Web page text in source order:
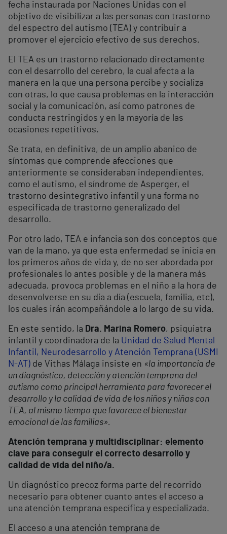
fecha instaurada por Naciones Unidas con el
objetivo de visibilizar a las personas con trastorno
del espectro del autismo (TEA) y contribuir a
promover el ejercicio efectivo de sus derechos.
El TEA es un trastorno relacionado directamente
con el desarrollo del cerebro, la cual afecta a la
manera en la que una persona percibe y socializa
con otras, lo que causa problemas en la interacción
social y la comunicación, así como patrones de
conducta restringidos y en la mayoría de las
ocasiones repetitivos.
Se trata, en definitiva, de un amplio abanico de
síntomas que comprende afecciones que
anteriormente se consideraban independientes,
como el autismo, el síndrome de Asperger, el
trastorno desintegrativo infantil y una forma no
especificada de trastorno generalizado del
desarrollo.
Por otro lado, TEA e infancia son dos conceptos que
van de la mano, ya que esta enfermedad se inicia en
los primeros años de vida y, de no ser abordada por
profesionales lo antes posible y de la manera más
adecuada, provoca problemas en el niño a la hora de
desenvolverse en su día a día (escuela, familia, etc),
los cuales irán acompañándole a lo largo de su vida.
En este sentido, la Dra. Marina Romero, psiquiatra
infantil y coordinadora de la Unidad de Salud Mental
Infantil, Neurodesarrollo y Atención Temprana (USMI
N-AT) de Vithas Málaga insiste en «la importancia de
un diagnóstico, detección y atención temprana del
autismo como principal herramienta para favorecer el
desarrollo y la calidad de vida de los niños y niñas con
TEA, al mismo tiempo que favorece el bienestar
emocional de las familias».
Atención temprana y multidisciplinar: elemento
clave para conseguir el correcto desarrollo y
calidad de vida del niño/a.
Un diagnóstico precoz forma parte del recorrido
necesario para obtener cuanto antes el acceso a
una atención temprana específica y especializada.
El acceso a una atención temprana de